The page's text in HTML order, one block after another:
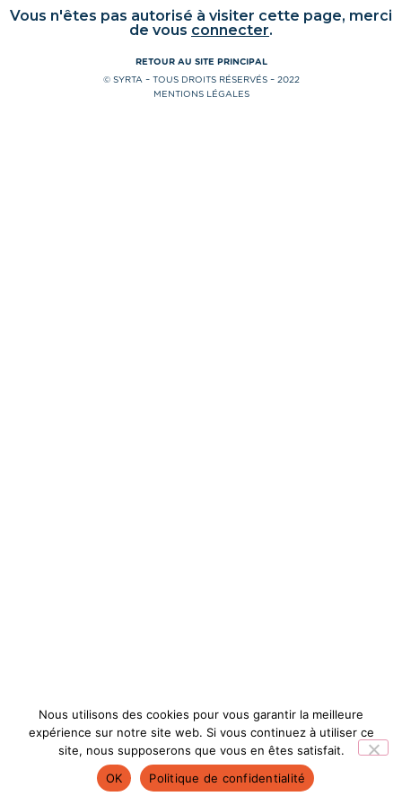
Vous n'êtes pas autorisé à visiter cette page, merci
de vous connecter.
RETOUR AU SITE PRINCIPAL
© SYRTA – TOUS DROITS RÉSERVÉS – 2022
MENTIONS LÉGALES
Nous utilisons des cookies pour vous garantir la meilleure
expérience sur notre site web. Si vous continuez à utiliser ce
site, nous supposerons que vous en êtes satisfait.
OK
Politique de confidentialité